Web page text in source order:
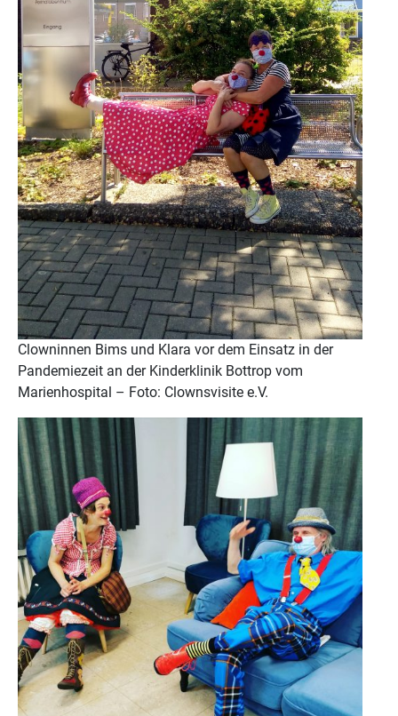
Clowninnen Bims und Klara vor dem Einsatz in der
Pandemiezeit an der Kinderklinik Bottrop vom
Marienhospital – Foto: Clownsvisite e.V.